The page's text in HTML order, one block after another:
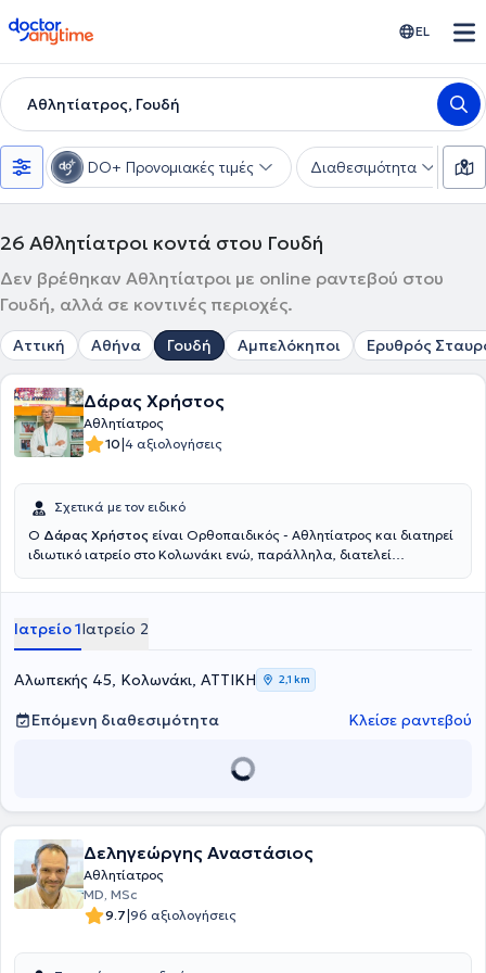
doctoranytime EL
Αθλητίατρος, Γουδή
DO+ Προνομιακές τιμές Διαθεσιμότητα
26 Αθλητίατροι κοντά στου Γουδή
Δεν βρέθηκαν Αθλητίατροι με online ραντεβού στου
Γουδή, αλλά σε κοντινές περιοχές.
Αττική Αθήνα Γουδή Αμπελόκηποι Ερυθρός
Δάρας Χρήστος
Αθλητίατρος
10|4 αξιολογήσεις
Σχετικά με τον ειδικό
Ο Δάρας Χρήστος είναι Ορθοπαιδικός - Αθλητίατρος και διατηρεί
ιδιωτικό ιατρείο στο Κολωνάκι ενώ, παράλληλα, διατελεί
Φαλήρου. Είναι απόφοιτος της Ιατρικής σχολής του Πανεπιστημίου
Ρώμης. Επίσης, ειδικεύτηκε στην Ορθοπαιδική και την Αθλητιατρική
στο Γενικό κρατικό Νίκαιας και στο ΓΝΑ "ΚΑΤ". Διαθέτει πολυετή
εμπειρία και έχει διατελέσει ιατρός σε ομάδες ποδοσφαίρου και
καλαθοσφαίρισης της Α' εθνικής κατηγορίας καθώς και της
Εθνικής ομάδας κολύμβησης και υδατοσφαίρισης. Συγκεκριμένα
έχει διατελέσει Αθλητίατρος στην ΠΑΕ Ολυμπιακού, Πανιωνίου και
Ιατρείο 1Ιατρείο 2
Αλωπεκής 45, Κολωνάκι, ΑΤΤΙΚΗ 2,1 km
Επόμενη διαθεσιμότητα Κλείσε ραντεβού
Δεληγεώργης Αναστάσιος
Αθλητίατρος
MD, MSc
9.7|96 αξιολογήσεις